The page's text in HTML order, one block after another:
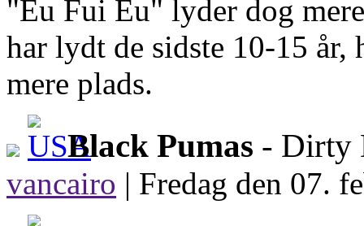
"Eu Fui Eu" lyder dog
har lydt de sidste 10-15 år,
mere plads.
Black Pumas -
vancairo | Fredag den 07.